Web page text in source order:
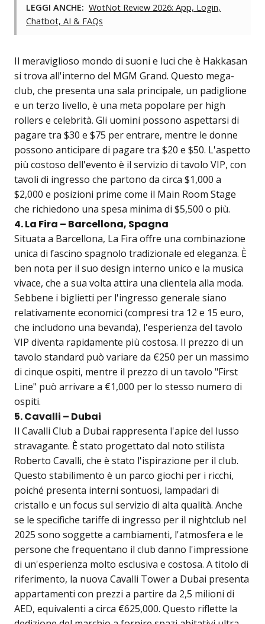
LEGGI ANCHE: WotNot Review 2026: App, Login,
Chatbot, AI & FAQs
Il meraviglioso mondo di suoni e luci che è Hakkasan
si trova all'interno del MGM Grand. Questo mega-
club, che presenta una sala principale, un padiglione
e un terzo livello, è una meta popolare per high
rollers e celebrità. Gli uomini possono aspettarsi di
pagare tra $30 e $75 per entrare, mentre le donne
possono anticipare di pagare tra $20 e $50. L'aspetto
più costoso dell'evento è il servizio di tavolo VIP, con
tavoli di ingresso che partono da circa $1,000 a
$2,000 e posizioni prime come il Main Room Stage
che richiedono una spesa minima di $5,500 o più.
4. La Fira – Barcellona, Spagna
Situata a Barcellona, La Fira offre una combinazione
unica di fascino spagnolo tradizionale ed eleganza. È
ben nota per il suo design interno unico e la musica
vivace, che a sua volta attira una clientela alla moda.
Sebbene i biglietti per l'ingresso generale siano
relativamente economici (compresi tra 12 e 15 euro,
che includono una bevanda), l'esperienza del tavolo
VIP diventa rapidamente più costosa. Il prezzo di un
tavolo standard può variare da €250 per un massimo
di cinque ospiti, mentre il prezzo di un tavolo "First
Line" può arrivare a €1,000 per lo stesso numero di
ospiti.
5. Cavalli – Dubai
Il Cavalli Club a Dubai rappresenta l'apice del lusso
stravagante. È stato progettato dal noto stilista
Roberto Cavalli, che è stato l'ispirazione per il club.
Questo stabilimento è un parco giochi per i ricchi,
poiché presenta interni sontuosi, lampadari di
cristallo e un focus sul servizio di alta qualità. Anche
se le specifiche tariffe di ingresso per il nightclub nel
2025 sono soggette a cambiamenti, l'atmosfera e le
persone che frequentano il club danno l'impressione
di un'esperienza molto esclusiva e costosa. A titolo di
riferimento, la nuova Cavalli Tower a Dubai presenta
appartamenti con prezzi a partire da 2,5 milioni di
AED, equivalenti a circa €625,000. Questo riflette la